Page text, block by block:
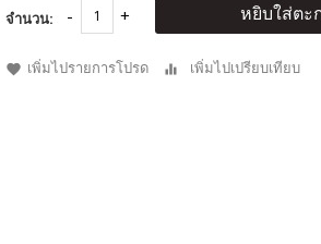
จำนวน: หยิบใส่ตะ
เพิ่มไปรายการโปรด เพิ่มไปเปรียบเทียบ